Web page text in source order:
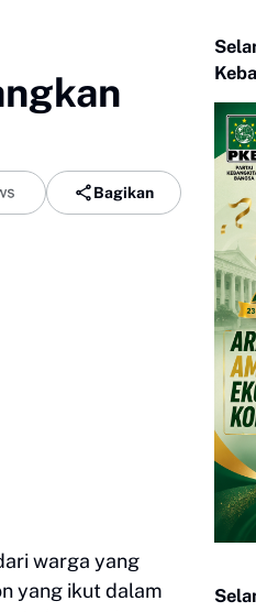
Bagikan
warga yang
yang ikut dalam